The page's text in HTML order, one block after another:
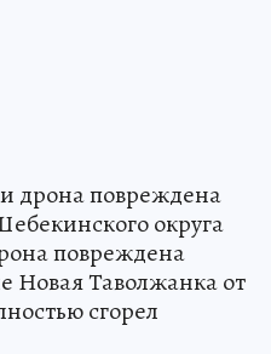
дрона повреждена
округа
повреждена
Новая Таволжанка от
сгорел